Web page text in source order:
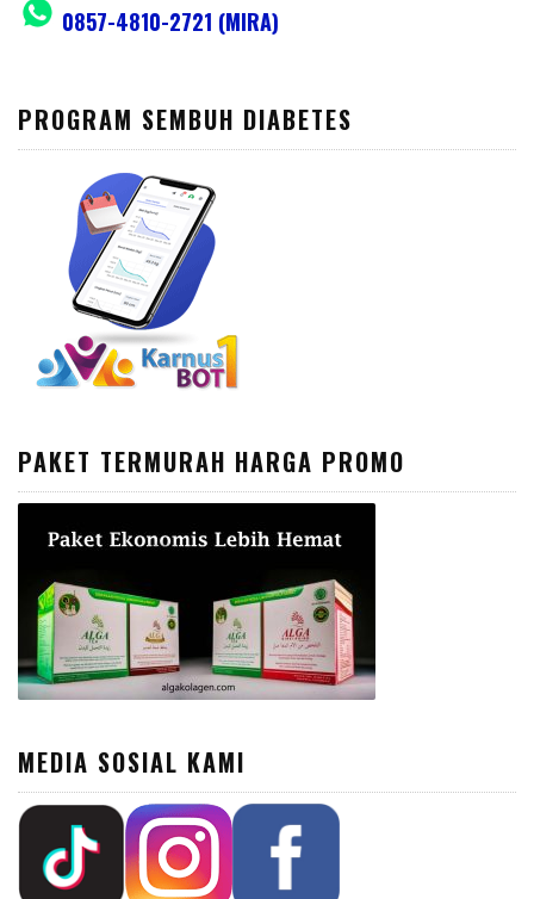
0857-4810-2721 (MIRA)
PROGRAM SEMBUH DIABETES
PAKET TERMURAH HARGA PROMO
MEDIA SOSIAL KAMI